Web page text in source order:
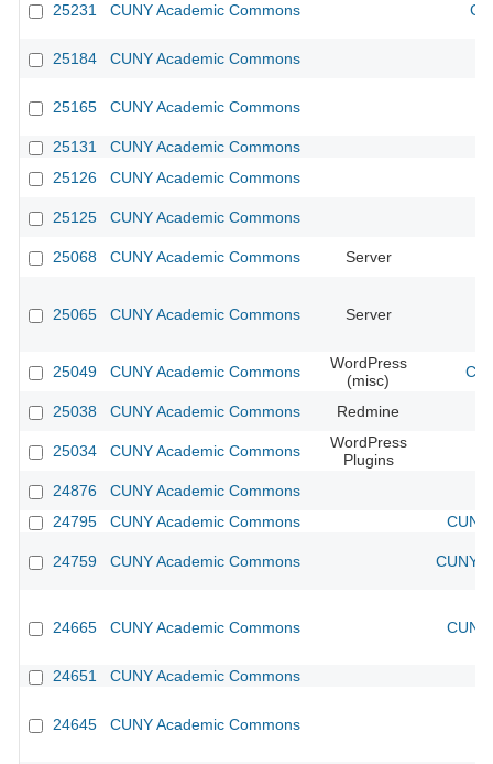
25231 CUNY Academic Commons
25184 CUNY Academic Commons
25165 CUNY Academic Commons
25131
CUNY Academic Commons
25126
CUNY Academic Commons
25125 CUNY Academic Commons
25068 CUNY Academic Commons Server
25065 CUNY Academic Commons Server
25049 CUNY Academic Commons
WordPress
(misc)
25038 CUNY Academic Commons Redmine
25034 CUNY Academic Commons
WordPress
Plugins
24876
CUNY Academic Commons
24795
CUNY Academic Commons
24759 CUNY Academic Commons CUNY
24665 CUNY Academic Commons
24651 CUNY Academic Commons
24645 CUNY Academic Commons